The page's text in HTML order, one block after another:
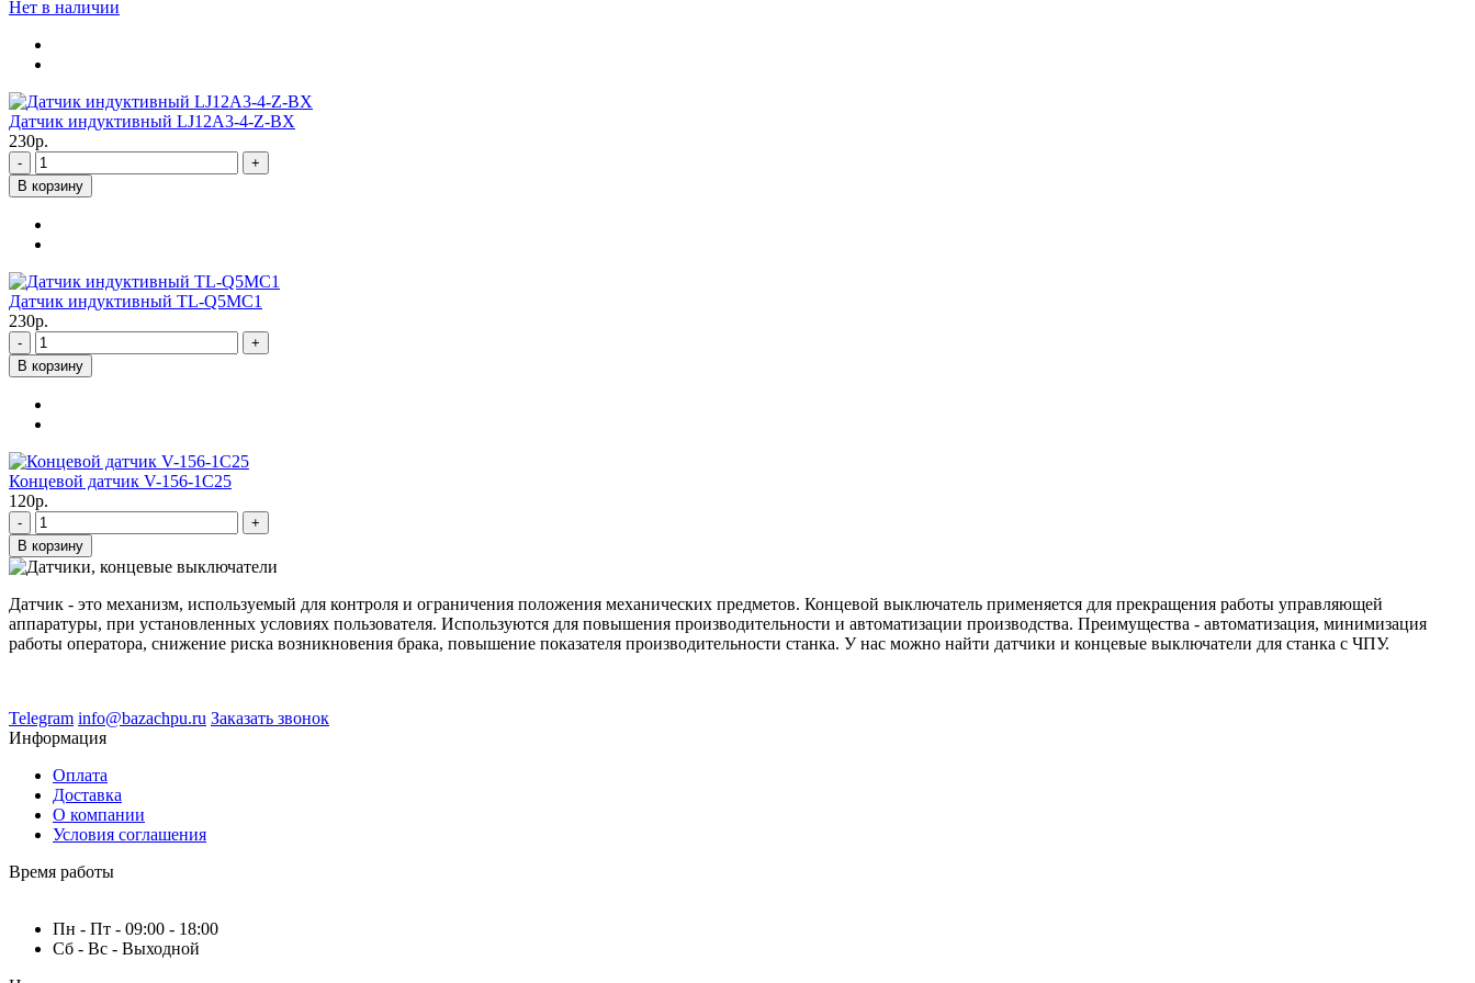
Нет в наличии
Датчик индуктивный LJ12A3-4-Z-BX
230р.
-
+
В корзину
Датчик индуктивный TL-Q5MC1
230р.
-
+
В корзину
Концевой датчик V-156-1C25
120р.
-
+
В корзину
Датчик - это механизм, используемый для контроля и ограничения положения механических предметов. Концевой выключатель применяется для прекращения работы управляющей
аппаратуры, при установленных условиях пользователя. Используются для повышения производительности и автоматизации производства. Преимущества - автоматизация, минимизация
работы оператора, снижение риска возникновения брака, повышение показателя производительности станка. У нас можно найти датчики и концевые выключатели для станка с ЧПУ.
Telegram info@bazachpu.ru Заказать звонок
Информация
Оплата
Доставка
О компании
Условия соглашения
Время работы
Пн - Пт - 09:00 - 18:00
Сб - Вс - Выходной